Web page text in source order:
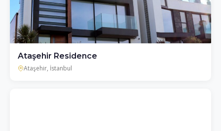
Ataşehir Residence
Ataşehir, İstanbul